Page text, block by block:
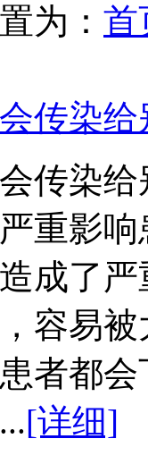
为： 首
传染给
传染
重影
成了
容易
者都
[详细]